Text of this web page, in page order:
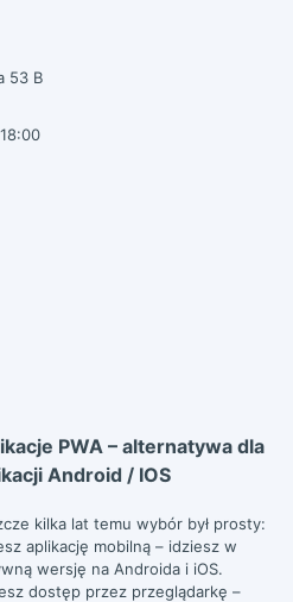
53 B
PWA – alternatywa dla
Android / IOS
kilka lat temu wybór był prosty:
aplikację mobilną – idziesz w
wersję na Androida i iOS.
dostęp przez przeglądarkę –